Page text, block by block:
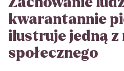
kwarantannie
ilustruje jedną z
społecznego